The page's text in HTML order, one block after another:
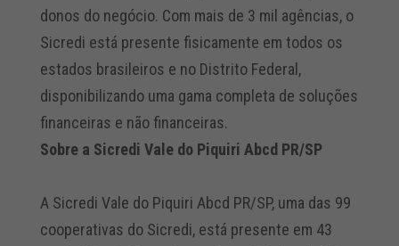
donos do negócio. Com mais de 3 mil agências, o
Sicredi está presente fisicamente em todos os
estados brasileiros e no Distrito Federal,
disponibilizando uma gama completa de soluções
financeiras e não financeiras.
Sobre a Sicredi Vale do Piquiri Abcd PR/SP
A Sicredi Vale do Piquiri Abcd PR/SP, uma das 99
cooperativas do Sicredi, está presente em 43